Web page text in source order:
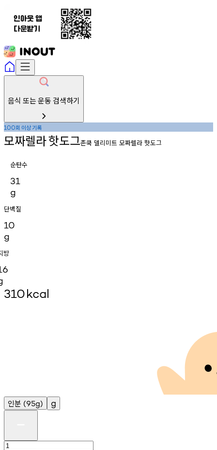
음식 또는 운동 검색하기
100회 이상기록
모짜렐라핫도그존쿡 델리미트 모짜렐라 핫도그
순탄수
31
g
단백질
10
g
방
310kcal
인분 (95g) g